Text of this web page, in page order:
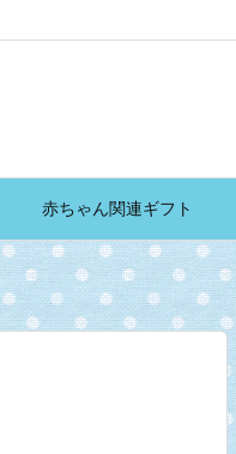
赤ちゃん関連ギフト